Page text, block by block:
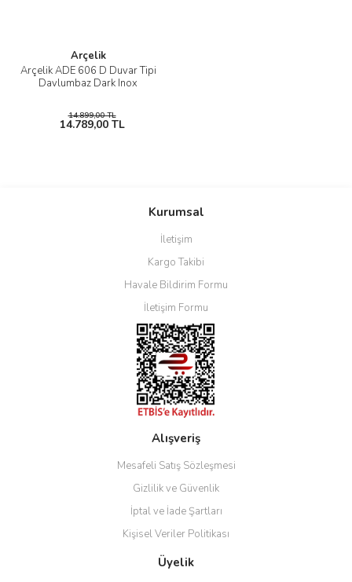
Arçelik
Arçelik ADE 606 D Duvar Tipi
Davlumbaz Dark Inox
14.899,00 TL
14.789,00 TL
Kurumsal
İletişim
Kargo Takibi
Havale Bildirim Formu
İletişim Formu
Alışveriş
Mesafeli Satış Sözleşmesi
Gizlilik ve Güvenlik
İptal ve İade Şartları
Kişisel Veriler Politikası
Üyelik